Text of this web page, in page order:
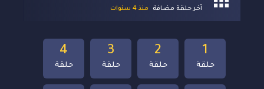
آخر حلقة مضافة منذ 4 سنوات
4
حلقة
3
حلقة
2
حلقة
1
حلقة